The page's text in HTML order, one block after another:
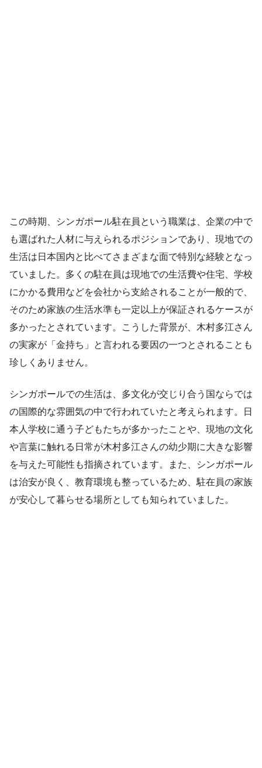
この時期、シンガポール駐在員という職業は、企業の中で
も選ばれた人材に与えられるポジションであり、現地での
生活は日本国内と比べてさまざまな面で特別な経験となっ
ていました。多くの駐在員は現地での生活費や住宅、学校
にかかる費用などを会社から支給されることが一般的で、
そのため家族の生活水準も一定以上が保証されるケースが
多かったとされています。こうした背景が、木村多江さん
の実家が「金持ち」と言われる要因の一つとされることも
珍しくありません。
シンガポールでの生活は、多文化が交じり合う国ならでは
の国際的な雰囲気の中で行われていたと考えられます。日
本人学校に通う子どもたちが多かったことや、現地の文化
や言葉に触れる日常が木村多江さんの幼少期に大きな影響
を与えた可能性も指摘されています。また、シンガポール
は治安が良く、教育環境も整っているため、駐在員の家族
が安心して暮らせる場所としても知られていました。